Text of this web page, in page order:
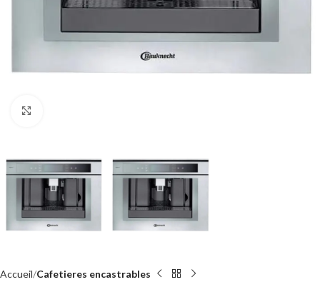
Accueil Cafetieres encastrables